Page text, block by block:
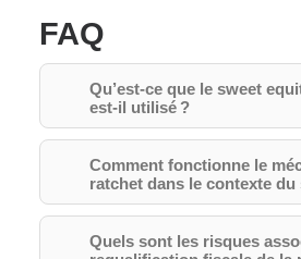
FAQ
Qu’est-ce que le sweet
est-il utilisé ?
Comment fonctionne le
ratchet dans le contexte du
Quels sont les risques